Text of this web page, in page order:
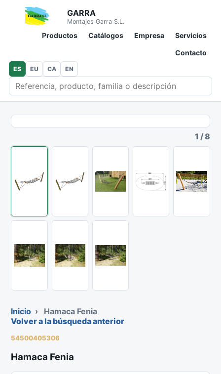
GARRA
Montajes Garra S.L.
Productos Catálogos Empresa Servicios
Contacto
Buscar en catálogo
ES EU CA EN
1 /8
Inicio ›
Hamaca Fenia
Volver a la búsqueda anterior
54500405306
Hamaca Fenia